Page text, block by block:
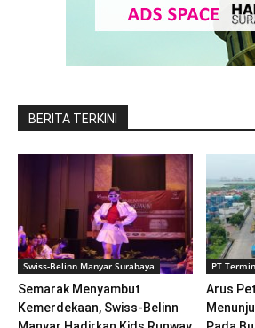
BERITA TERKINI
Swiss-Belinn Manyar Surabaya
Semarak Menyambut
Kemerdekaan, Swiss-Belinn
PT
Arus